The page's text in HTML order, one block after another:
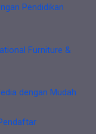
Pendidikan
Furniture &
dengan Mudah